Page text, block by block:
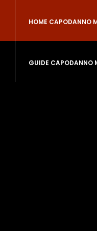
HOME CAPODANNO
GUIDE CAPODANNO